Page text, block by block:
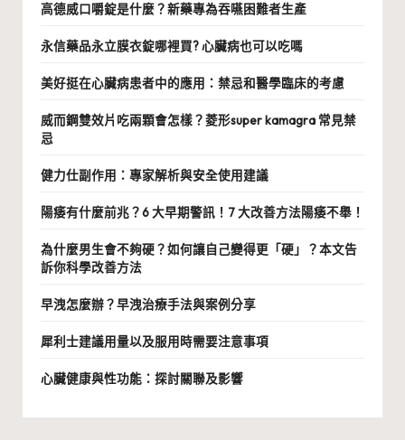
高德威口嚼錠是什麼？新藥專為吞嚥困難者生產
永信藥品永立膜衣錠哪裡買? 心臟病也可以吃嗎
美好挺在心臟病患者中的應用：禁忌和醫學臨床的考慮
威而鋼雙效片吃兩顆會怎樣？菱形super kamagra 常見禁
忌
健力仕副作用：專家解析與安全使用建議
陽痿有什麼前兆？6 大早期警訊！7 大改善方法陽痿不舉！
為什麼男生會不夠硬？如何讓自己變得更「硬」？本文告
訴你科學改善方法
早洩怎麼辦？早洩治療手法與案例分享
犀利士建議用量以及服用時需要注意事項
心臟健康與性功能：探討關聯及影響